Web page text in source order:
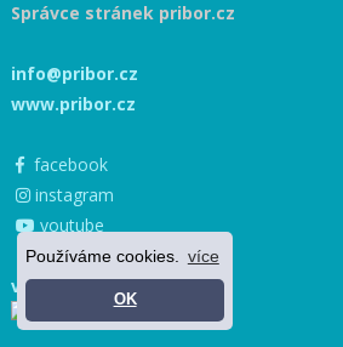
Používáme cookies. více
OK
Správce stránek pribor.cz
info@pribor.cz
www.pribor.cz
facebook
instagram
youtube
více »